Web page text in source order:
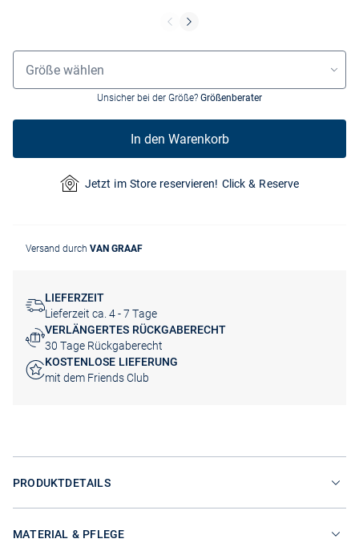
Grössenauswahl
Größe wählen
Unsicher bei der Größe? Größenberater
In den Warenkorb
Jetzt im Store reservieren! Click & Reserve
Versand durch VAN GRAAF
LIEFERZEIT
Lieferzeit ca. 4 - 7 Tage
VERLÄNGERTES RÜCKGABERECHT
30 Tage Rückgaberecht
KOSTENLOSE LIEFERUNG
mit dem Friends Club
PRODUKTDETAILS
MATERIAL & PFLEGE